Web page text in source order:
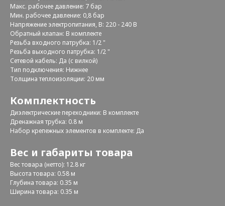
Макс. рабочее давление: 7 бар
Мин. рабочее давление: 0,8 бар
Напряжение электропитания, В: 220 - 240 В
Обратный клапан: В комплекте
Резьба входного патрубка: 1/2 "
Резьба выходного патрубка: 1/2 "
Сетевой кабель: Да (с вилкой)
Тип подключения: Нижнее
Толщина теплоизоляции: 20 мм
Комплектность
Диэлектрические переходники: В комплекте
Дренажная трубка: 0.8 м
Набор крепежных элементов в комплекте: Да
Вес и габариты товара
Вес товара (нетто): 12.8 кг
Высота товара: 0.58 м
Глубина товара: 0.35 м
Ширина товара: 0.35 м